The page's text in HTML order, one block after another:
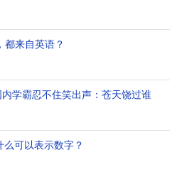
都来自英语？
学霸忍不住笑出声：苍天饶过谁
么可以表示数字？